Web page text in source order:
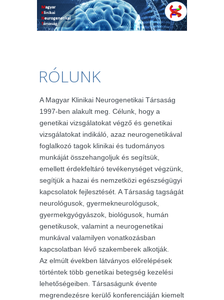
RÓLUNK
A Magyar Klinikai Neurogenetikai Társaság
1997-ben alakult meg. Célunk, hogy a
genetikai vizsgálatokat végző és genetikai
vizsgálatokat indikáló, azaz neurogenetikával
foglalkozó tagok klinikai és tudományos
munkáját összehangoljuk és segítsük,
emellett érdekfeltáró tevékenységet végzünk,
segítjük a hazai és nemzetközi egészségügyi
kapcsolatok fejlesztését. A Társaság tagságát
neurológusok, gyermekneurológusok,
gyermekgyógyászok, biológusok, humán
genetikusok, valamint a neurogenetikai
munkával valamilyen vonatkozásban
kapcsolatban lévő szakemberek alkotják.
Az elmúlt években látványos előrelépések
történtek több genetikai betegség kezelési
lehetőségeiben. Társaságunk évente
megrendezésre kerülő konferenciáján kiemelt